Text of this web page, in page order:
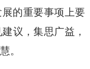
的重要事项上要
议，集思广益，
。